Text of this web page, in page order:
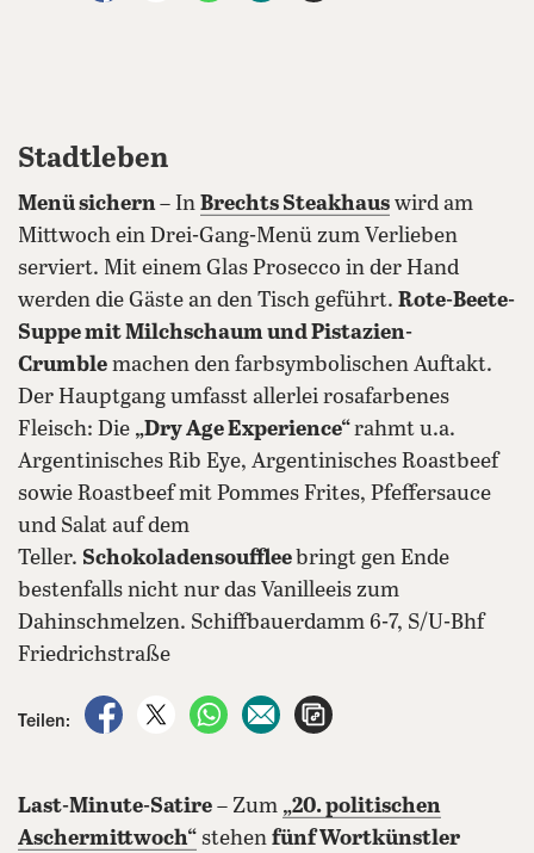
Stadtleben
Menü sichern– In Brechts Steakhaus wird am
Mittwoch ein Drei-Gang-Menü zum Verlieben
serviert. Mit einem Glas Prosecco in der Hand
werden die Gäste an den Tisch geführt. Rote-Beete-
Suppe mit Milchschaum und Pistazien-
Crumble machen den farbsymbolischen Auftakt.
Der Hauptgang umfasst allerlei rosafarbenes
Fleisch: Die „Dry Age Experience“rahmt u.a.
Argentinisches Rib Eye, Argentinisches Roastbeef
sowie Roastbeef mit Pommes Frites, Pfeffersauce
und Salat auf dem
Teller. Schokoladensoufflee bringt gen Ende
bestenfalls nicht nur das Vanilleeis zum
Dahinschmelzen. Schiffbauerdamm 6-7, S/U-Bhf
Friedrichstraße
Teilen:
auf Facebook teilen
auf X teilenper WhatsApp teilen
per E-Mail teilen
Last-Minute-Satire – Zum „20. politischen
Aschermittwoch“ stehen fünf Wortkünstler